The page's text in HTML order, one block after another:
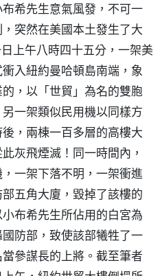
希先生意氣風發，不可一
突然在美國本土發生了大
上午八時四十五分，一架美
入紐約曼哈頓島南端，象
，以「世貿」為名的雙胞
一架類似民用機以同樣方
，兩棟一百多層的高樓大
灰飛煙滅！同一時間內，
一架下落不明，一架衝進
五角大廈，毀掉了該樓的
布希先生所佔用的白宮為
防部，致使該部犧牲了一
參謀長的上將。截至筆者